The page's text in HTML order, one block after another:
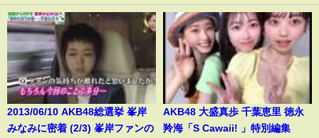
2013/06/10 AKB48総選挙 峯岸
みなみに密着 (2/3) 峯岸ファンの
AKB48 大盛真歩 千葉恵里 徳永
羚海「S Cawaii! 」特別編集